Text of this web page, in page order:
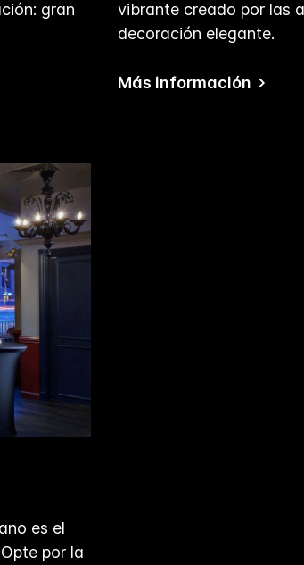
gran
es el
por la
vibrante creado por las
decoración elegante.
Más información